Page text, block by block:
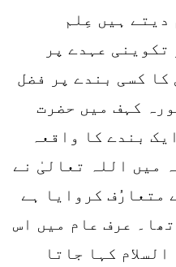
دیتے ہیں عِلم
تکوینی عہدے پر
کا کسی بندے پر فضل
کہف میں حضرت
بندے کا واقعہ
میں اللہ تعالیٰ نے
متعارُف کروایا ہے
عرف عام میں اس
کہا جاتا